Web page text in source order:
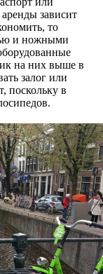
зависит
то
и ножными
на них выше в
залог или
поскольку в